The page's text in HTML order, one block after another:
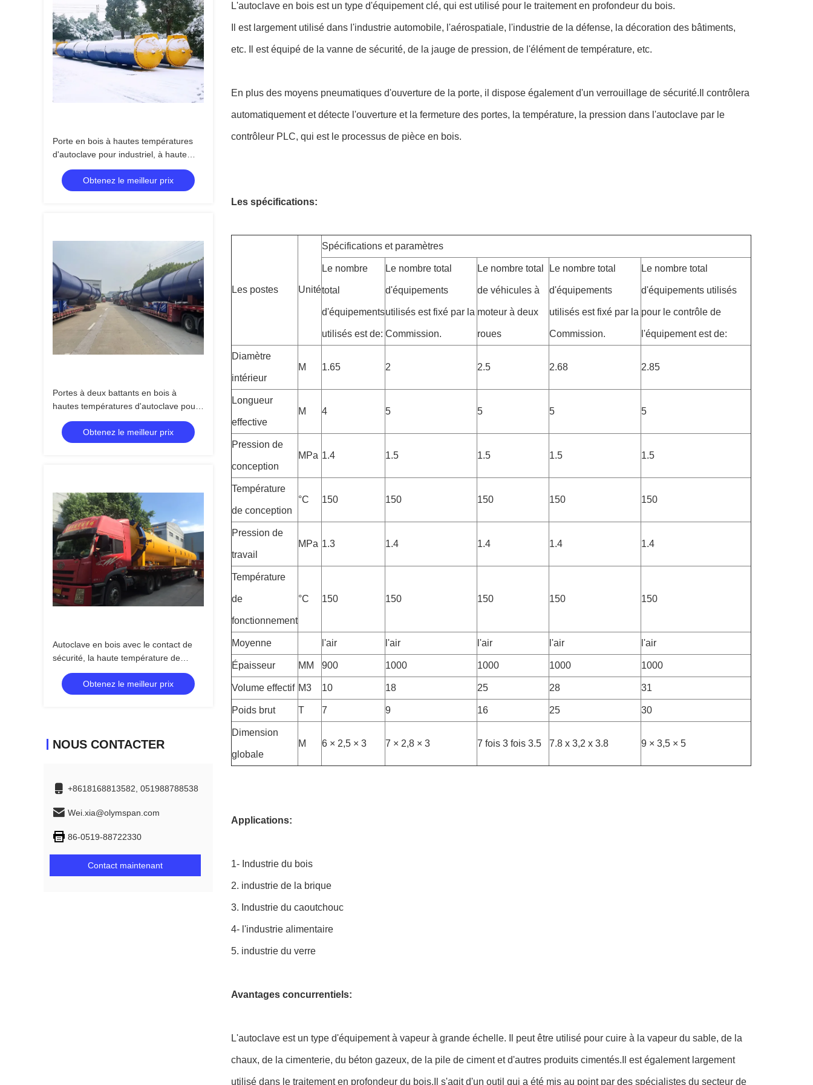
Porte en bois à hautes températures
d'autoclave pour industriel, à haute
pression en bois et de haute qualité
Obtenez le meilleur prix
Portes à deux battants en bois à
hautes températures d'autoclave pour
industriel en bois, Φ2.7mX22M
Obtenez le meilleur prix
Autoclave en bois avec le contact de
sécurité, la haute température de
contrôle automatique et la haute
pressionObtenez le meilleur prix
NOUS CONTACTER
+8618168813582, 051988788538
Wei.xia@olymspan.com
86-0519-88722330
Contact maintenant
L'autoclave en bois est un type d'équipement clé, qui est utilisé pour le traitement en profondeur du bois.
Il est largement utilisé dans l'industrie automobile, l'aérospatiale, l'industrie de la défense, la décoration des bâtiments,
etc. Il est équipé de la vanne de sécurité, de la jauge de pression, de l'élément de température, etc.
En plus des moyens pneumatiques d'ouverture de la porte, il dispose également d'un verrouillage de sécurité.Il contrôlera
automatiquement et détecte l'ouverture et la fermeture des portes, la température, la pression dans l'autoclave par le
contrôleur PLC, qui est le processus de pièce en bois.
Les spécifications:
Les postes Unité
Spécifications et paramètres
Le nombre
total
d'équipements
utilisés est de:
Le nombre total
d'équipements
utilisés est fixé par la
Commission.
Le nombre total
de véhicules à
moteur à deux
roues
Le nombre total
d'équipements
utilisés est fixé par la
Commission.
Le nombre total
d'équipements utilisés
pour le contrôle de
l'équipement est de:
Diamètre
intérieur
M 1.65 2 2.5 2.68 2.85
Longueur
effective
M 4 5 5 5 5
Pression de
conception
MPa 1.4 1.5 1.5 1.5 1.5
Température
de conception
°C 150 150 150 150 150
Pression de
travail
MPa 1.3 1.4 1.4 1.4 1.4
Température
de
fonctionnement
°C 150 150 150 150 150
Moyenne l'air l'air l'air l'air l'air
Épaisseur MM 900 1000 1000 1000 1000
Volume effectif M3 10 18 25 28 31
Poids brut T 7 9 16 25 30
Dimension
globale
M 6 × 2,5 × 3 7 × 2,8 × 3 7 fois 3 fois 3.5 7.8 x 3,2 x 3.8 9 × 3,5 × 5
Applications:
1- Industrie du bois
2. industrie de la brique
3. Industrie du caoutchouc
4- l'industrie alimentaire
5. industrie du verre
Avantages concurrentiels:
L'autoclave est un type d'équipement à vapeur à grande échelle. Il peut être utilisé pour cuire à la vapeur du sable, de la
chaux, de la cimenterie, du béton gazeux, de la pile de ciment et d'autres produits cimentés.Il est également largement
utilisé dans le traitement en profondeur du bois.Il s'agit d'un outil qui a été mis au point par des spécialistes du secteur de